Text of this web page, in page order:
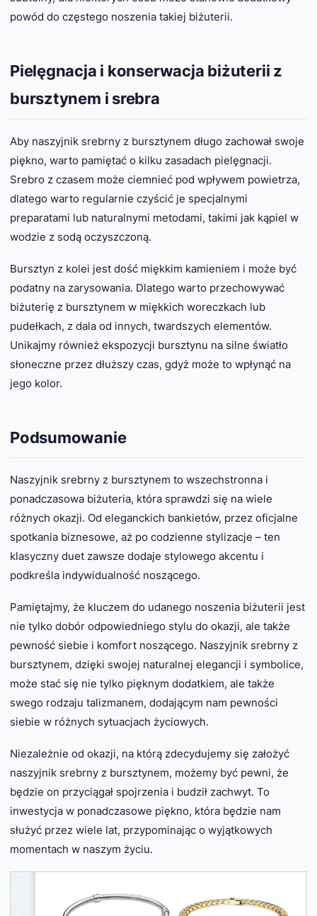
powód do częstego noszenia takiej biżuterii.
Pielęgnacja i konserwacja biżuterii z
bursztynem i srebra
Aby naszyjnik srebrny z bursztynem długo zachował swoje
piękno, warto pamiętać o kilku zasadach pielęgnacji.
Srebro z czasem może ciemnieć pod wpływem powietrza,
dlatego warto regularnie czyścić je specjalnymi
preparatami lub naturalnymi metodami, takimi jak kąpiel w
wodzie z sodą oczyszczoną.
Bursztyn z kolei jest dość miękkim kamieniem i może być
podatny na zarysowania. Dlatego warto przechowywać
biżuterię z bursztynem w miękkich woreczkach lub
pudełkach, z dala od innych, twardszych elementów.
Unikajmy również ekspozycji bursztynu na silne światło
słoneczne przez dłuższy czas, gdyż może to wpłynąć na
jego kolor.
Podsumowanie
Naszyjnik srebrny z bursztynem to wszechstronna i
ponadczasowa biżuteria, która sprawdzi się na wiele
różnych okazji. Od eleganckich bankietów, przez oficjalne
spotkania biznesowe, aż po codzienne stylizacje – ten
klasyczny duet zawsze dodaje stylowego akcentu i
podkreśla indywidualność noszącego.
Pamiętajmy, że kluczem do udanego noszenia biżuterii jest
nie tylko dobór odpowiedniego stylu do okazji, ale także
pewność siebie i komfort noszącego. Naszyjnik srebrny z
bursztynem, dzięki swojej naturalnej elegancji i symbolice,
może stać się nie tylko pięknym dodatkiem, ale także
swego rodzaju talizmanem, dodającym nam pewności
siebie w różnych sytuacjach życiowych.
Niezależnie od okazji, na którą zdecydujemy się założyć
naszyjnik srebrny z bursztynem, możemy być pewni, że
będzie on przyciągał spojrzenia i budził zachwyt. To
inwestycja w ponadczasowe piękno, która będzie nam
służyć przez wiele lat, przypominając o wyjątkowych
momentach w naszym życiu.